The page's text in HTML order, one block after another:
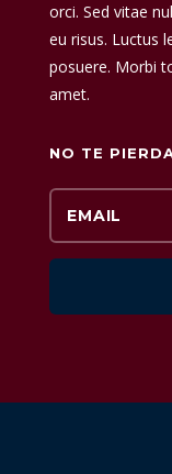
orci. Sed vitae
eu risus. Luctus
posuere. Morbi
amet.
NO TE